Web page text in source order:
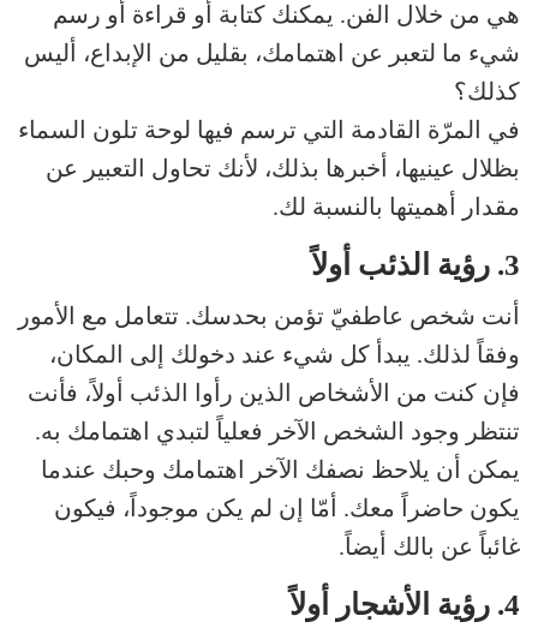
هي من خلال الفن. يمكنك كتابة أو قراءة أو رسم
شيء ما لتعبر عن اهتمامك، بقليل من الإبداع، أليس
كذلك؟
في المرّة القادمة التي ترسم فيها لوحة تلون السماء
بظلال عينيها، أخبرها بذلك، لأنك تحاول التعبير عن
مقدار أهميتها بالنسبة لك.
3. رؤية الذئب أولاً
أنت شخص عاطفيّ تؤمن بحدسك. تتعامل مع الأمور
وفقاً لذلك. يبدأ كل شيء عند دخولك إلى المكان،
فإن كنت من الأشخاص الذين رأوا الذئب أولاً، فأنت
تنتظر وجود الشخص الآخر فعلياً لتبدي اهتمامك به.
يمكن أن يلاحظ نصفك الآخر اهتمامك وحبك عندما
يكون حاضراً معك. أمّا إن لم يكن موجوداً، فيكون
غائباً عن بالك أيضاً.
4. رؤية الأشجار أولاً